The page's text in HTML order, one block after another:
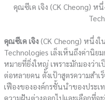
คุณซีเค เจิง (CK Cheong)
คุณซีเค เจิง(CK Cheong) หนึ่ง
Technologies เล็งเห็นถึงค่านิยม
หมายที่ยิ่งใหญ่ เพราะมักมองว่า
ต่อหลายคน ตั้งเป้าสูตรความสำ
เฟืองขององค์กรชั้นนำของประ
ความฝันต่างออกไปและเลือกที่จ